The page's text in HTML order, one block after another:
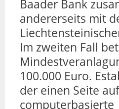
Baader Bank
andererseits mit
Im zweiten Fall
100.000 Euro.
der einen Seite auf
computerbasierte